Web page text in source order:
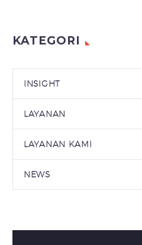
KATEGORI
INSIGHT
LAYANAN
LAYANAN KAMI
NEWS